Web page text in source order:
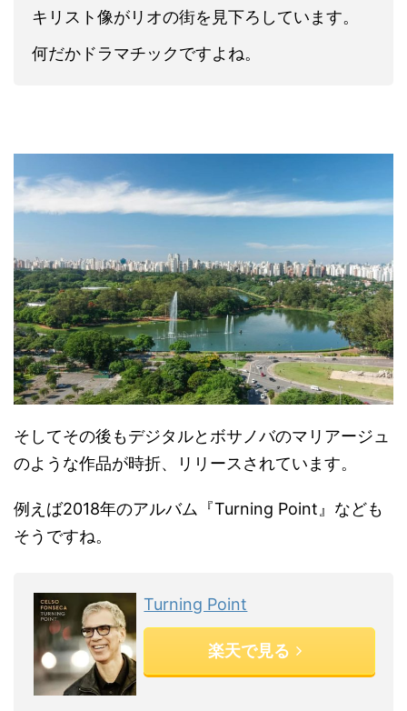
キリスト像がリオの街を見下ろしています。
何だかドラマチックですよね。
そしてその後もデジタルとボサノバのマリアージュ
のような作品が時折、リリースされています。
例えば2018年のアルバム『Turning Point』なども
そうですね。
Turning Point
楽天で見る